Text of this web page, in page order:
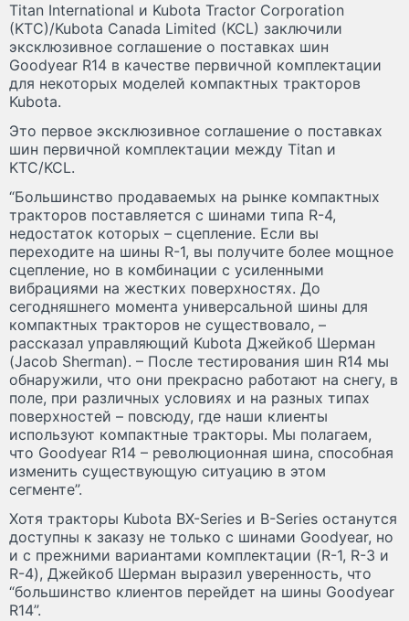
Titan International и Kubota Tractor Corporation
(KTC)/Kubota Canada Limited (KCL) заключили
эксклюзивное соглашение о поставках шин
Goodyear R14 в качестве первичной комплектации
для некоторых моделей компактных тракторов
Kubota.
Это первое эксклюзивное соглашение о поставках
шин первичной комплектации между Titan и
KTC/KCL.
“Большинство продаваемых на рынке компактных
тракторов поставляется с шинами типа R-4,
недостаток которых – сцепление. Если вы
переходите на шины R-1, вы получите более мощное
сцепление, но в комбинации с усиленными
вибрациями на жестких поверхностях. До
сегодняшнего момента универсальной шины для
компактных тракторов не существовало, –
рассказал управляющий Kubota Джейкоб Шерман
(Jacob Sherman). – После тестирования шин R14 мы
обнаружили, что они прекрасно работают на снегу, в
поле, при различных условиях и на разных типах
поверхностей – повсюду, где наши клиенты
используют компактные тракторы. Мы полагаем,
что Goodyear R14 – революционная шина, способная
изменить существующую ситуацию в этом
сегменте”.
Хотя тракторы Kubota BX-Series и B-Series останутся
доступны к заказу не только с шинами Goodyear, но
и с прежними вариантами комплектации (R-1, R-3 и
R-4), Джейкоб Шерман выразил уверенность, что
“большинство клиентов перейдет на шины Goodyear
R14”.